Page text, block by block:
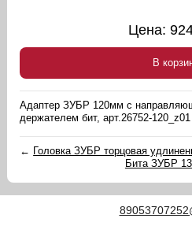
Цена:
В
Адаптер ЗУБР 120мм с
держателем бит, арт.26752-120_z01
← Головка ЗУБР торцовая
Бита ЗУБР